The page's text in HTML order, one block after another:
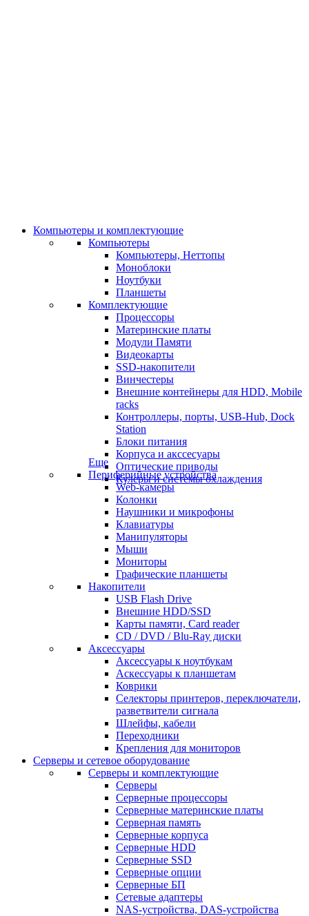
Компьютеры и комплектующие
Компьютеры
Компьютеры, Неттопы
Моноблоки
Ноутбуки
Планшеты
Комплектующие
Процессоры
Материнские платы
Модули Памяти
Видеокарты
SSD-накопители
Винчестеры
Внешние контейнеры для HDD, Mobile
racks
Контроллеры, порты, USB-Hub, Dock
Station
Блоки питания
Корпуса и акссесуары
Оптические приводы
Кулеры и системы охлаждения
Еще
Периферийные устройства
Web-камеры
Колонки
Наушники и микрофоны
Клавиатуры
Манипуляторы
Мыши
Мониторы
Графические планшеты
Накопители
USB Flash Drive
Внешние HDD/SSD
Карты памяти, Card reader
CD / DVD / Blu-Ray диски
Аксессуары
Аксессуары к ноутбукам
Аскессуары к планшетам
Коврики
Селекторы принтеров, переключатели,
разветвители сигнала
Шлейфы, кабели
Переходники
Крепления для мониторов
Серверы и сетевое оборудование
Серверы и комплектующие
Серверы
Серверные процессоры
Серверные материнские платы
Серверная память
Серверные корпуса
Серверные HDD
Серверные SSD
Серверные опции
Серверные БП
Сетевые адаптеры
NAS-устройства, DAS-устройства